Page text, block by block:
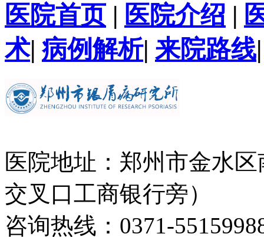
医院首页| 医院介绍 |
术| 病例解析| 来院路线
医院地址：郑州市金水
交叉口工商银行旁）
咨询热线：0371-